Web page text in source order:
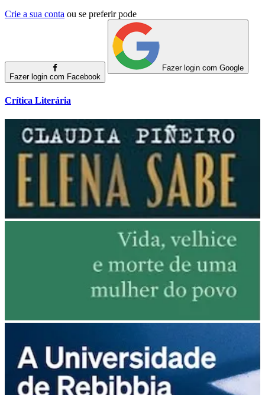
Crie a sua conta ou se preferir pode
Fazer login com Facebook
Fazer login com Google
Crítica Literária